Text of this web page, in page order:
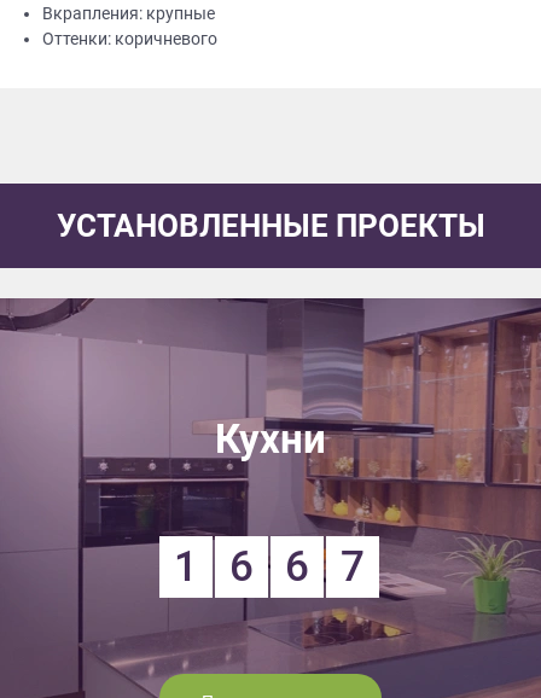
Вкрапления: крупные
Оттенки: коричневого
УСТАНОВЛЕННЫЕ ПРОЕКТЫ
Кухни
1 6 6 7